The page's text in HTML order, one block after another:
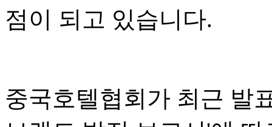
점이 되고 있습니다.
중국호텔협회가 최근 발